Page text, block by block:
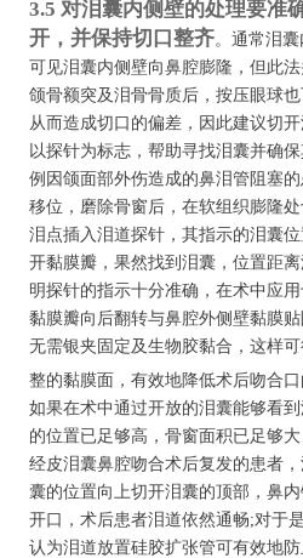
3.5 对泪囊内侧壁的处理要准
开，并保持切口整齐。通常泪
可见泪囊内侧壁向鼻腔膨隆，但此
颌骨额突及泪骨骨质后，按压眼球
从而造成切口的偏差，因此建议切
以探针为标志，帮助寻找泪囊并确
例因颌面部外伤造成的鼻泪管阻塞
移位，磨除骨窗后，在软组织膨隆
泪点插入泪道探针，其指示的泪囊
开黏膜瓣，果然找到泪囊，位置距
明探针的指示十分准确，在术中应
黏膜瓣向后翻转与鼻腔外侧壁黏膜
无需银夹固定及生物胶黏合，这样
整的黏膜面，有效地降低术后吻合
如果在术中通过开放的泪囊能够看
的位置已足够高，骨窗面积已足够
经皮泪囊鼻腔吻合术后复发的患者
囊的位置向上切开泪囊的顶部，鼻
开口，术后患者泪道依然通畅;对于
认为泪道放置硅胶扩张管可有效地